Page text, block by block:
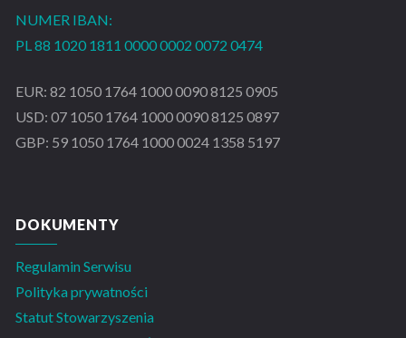
NUMER IBAN:
PL 88 1020 1811 0000 0002 0072 0474
EUR: 82 1050 1764 1000 0090 8125 0905
USD: 07 1050 1764 1000 0090 8125 0897
GBP: 59 1050 1764 1000 0024 1358 5197
DOKUMENTY
Regulamin Serwisu
Polityka prywatności
Statut Stowarzyszenia